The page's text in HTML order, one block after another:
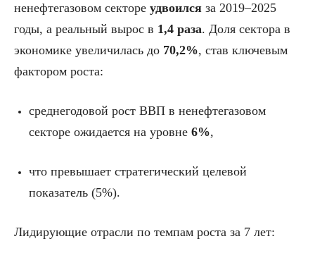
ненефтегазовом секторе удвоился за 2019–2025
годы, а реальный вырос в 1,4 раза. Доля сектора в
экономике увеличилась до 70,2%, став ключевым
фактором роста:
среднегодовой рост ВВП в ненефтегазовом
секторе ожидается на уровне 6%,
что превышает стратегический целевой
показатель (5%).
Лидирующие отрасли по темпам роста за 7 лет: